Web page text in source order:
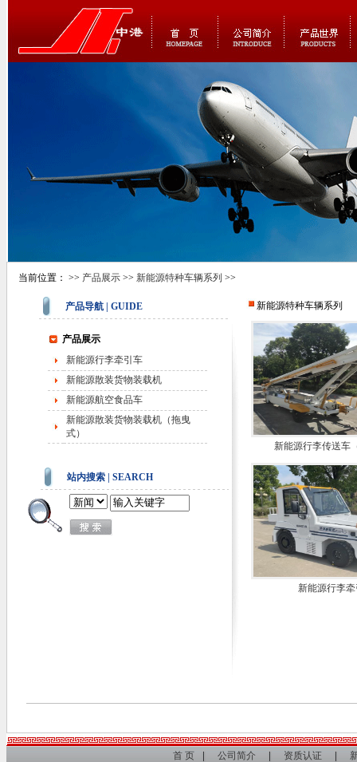
当前位置： >> 产品展示>> 新能源特种车辆系列 >>
产品导航 | GUIDE 新能源特种车辆系列
新能源行李传送车
新能源行李
产品展示
新能源行李牵引车
新能源散装货物装载机
新能源航空食品车
新能源散装货物装载机（拖曳
式）
站内搜索 | SEARCH
首 页 公司简介 资质认证